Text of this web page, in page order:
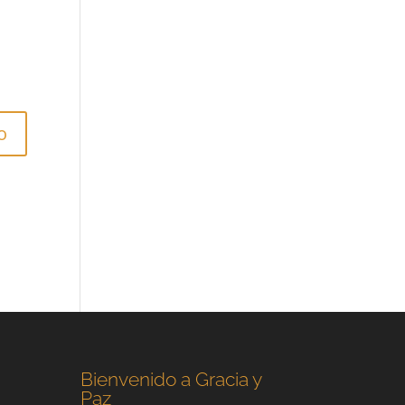
Bienvenido a Gracia y
Paz